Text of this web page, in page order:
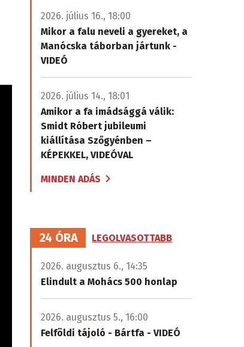
2026. július 16., 18:00
Mikor a falu neveli a gyereket, a
Manócska táborban jártunk -
VIDEÓ
2026. július 14., 18:01
Amikor a fa imádsággá válik:
Smidt Róbert jubileumi
kiállítása Szőgyénben –
KÉPEKKEL, VIDEÓVAL
MINDEN ADÁS
24 ÓRA LEGOLVASOTTABB
2026. augusztus 6., 14:35
Elindult a Mohács 500 honlap
2026. augusztus 5., 16:00
Felföldi tájoló - Bártfa - VIDEÓ